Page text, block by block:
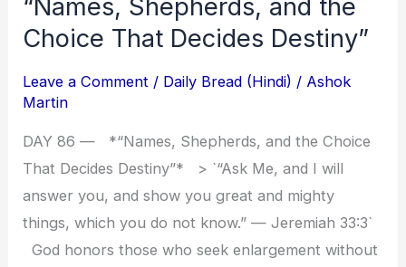
“Names, Shepherds, and the
Choice That Decides Destiny”
Leave a Comment / Daily Bread (Hindi) / Ashok
Martin
DAY 86 — *“Names, Shepherds, and the Choice
That Decides Destiny”* > `“Ask Me, and I will
answer you, and show you great and mighty
things, which you do not know.” — Jeremiah 33:3`
God honors those who seek enlargement without
Shepherds,
the
Choice
That
Decides
Destiny”